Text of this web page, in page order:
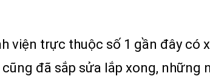
viện trực thuộc số 1 gần đây có
đã sắp sửa lắp xong, những